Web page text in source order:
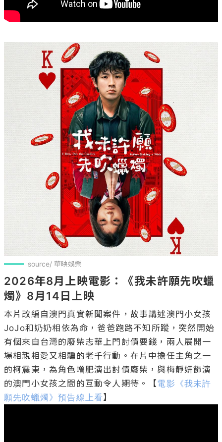
source/ 華映娛樂
2026年8月上映電影：《我未許願先吹蠟
燭》8月14日上映
本片改編自澳門真實新聞案件，故事講述澳門小女孩
JoJo和奶奶相依為命，爸爸跑路不知所蹤，突然開始
有個來自台灣的廢柴志華上門討債要錢，兩人展開一
場相親相愛又相騙的老千行動。在片中擔任主角之一
的柯震東，為角色增肥演出討債廢柴，與梅靜妍飾演
的澳門小女孩之間的互動令人期待。【電影《我未許
願先吹蠟燭》預告線上看